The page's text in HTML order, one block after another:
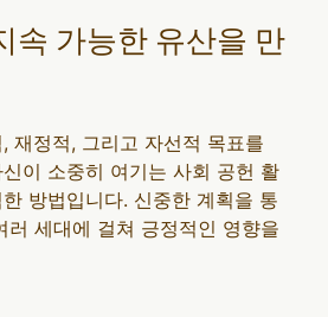
속 가능한 유산을 만
재정적, 그리고 자선적 목표를
이 소중히 여기는 사회 공헌 활
방법입니다. 신중한 계획을 통
러 세대에 걸쳐 긍정적인 영향을